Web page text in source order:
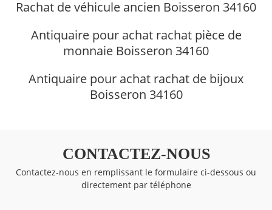
Rachat de véhicule ancien Boisseron 34160
Antiquaire pour achat rachat pièce de
monnaie Boisseron 34160
Antiquaire pour achat rachat de bijoux
Boisseron 34160
CONTACTEZ-NOUS
Contactez-nous en remplissant le formulaire ci-dessous ou
directement par téléphone